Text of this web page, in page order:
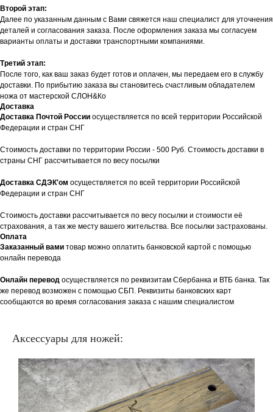
Второй этап:
Далее по указанным данным с Вами свяжется наш специалист для уточнения
деталей и согласования заказа. После оформления заказа мы согласуем
варианты оплаты и доставки транспортными компаниями.
Третий этап:
После того, как ваш заказ будет готов и оплачен, мы передаем его в службу
доставки. По прибытию заказа вы становитесь счастливым обладателем
ножа от мастерской СЛОН&Ко
Доставка
Доставка Почтой России осуществляется по всей территории Российской
Федерации и стран СНГ
Стоимость доставки по территории России - 500 Руб. Стоимость доставки в
страны СНГ рассчитывается по весу посылки
Доставка СДЭК'ом осуществляется по всей территории Российской
Федерации и стран СНГ
Стоимость доставки рассчитывается по весу посылки и стоимости её
страхования, а так же месту вашего жительства. Все посылки застрахованы.
Оплата
Заказанный вами товар можно оплатить банковской картой с помощью
онлайн перевода
Онлайн перевод осуществляется по реквизитам Сбербанка и ВТБ банка. Так
же перевод возможен с помощью СБП. Реквизиты банковских карт
сообщаются во время согласования заказа с нашим специалистом
Аксессуары для ножей: